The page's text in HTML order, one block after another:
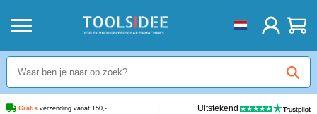
Gratis verzending vanaf 150,- Uitstekend